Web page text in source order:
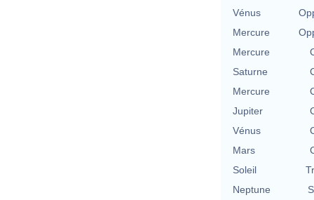
Vénus
Mercure
Mercure
Saturne
Mercure
Jupiter
Vénus
Mars
Soleil
Neptune